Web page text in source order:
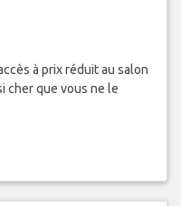
à prix réduit au salon
cher que vous ne le